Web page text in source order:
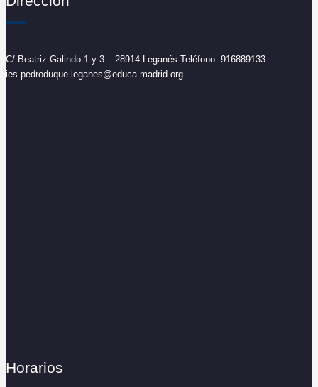
C/ Beatriz Galindo 1 y 3 – 28914 Leganés Teléfono: 916889133
ies.pedroduque.leganes@educa.madrid.org
Horarios